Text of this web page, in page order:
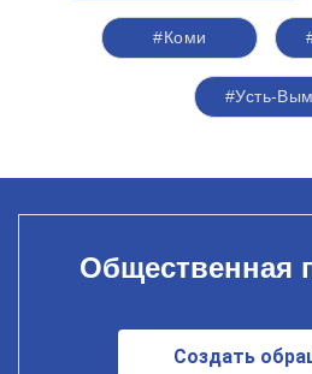
#Коми
#Усть-
Общественная
Создать